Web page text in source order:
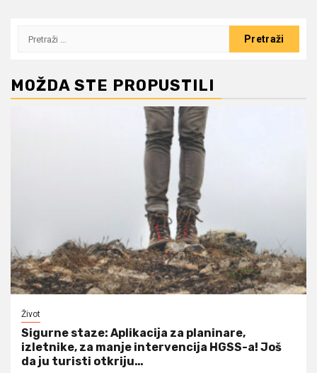
Pretraži:
MOŽDA STE PROPUSTILI
Život
Sigurne staze: Aplikacija za planinare,
izletnike, za manje intervencija HGSS-a! Još
da ju turisti otkriju…